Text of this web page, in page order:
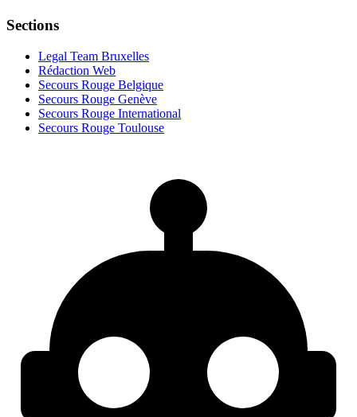
Sections
Legal Team Bruxelles
Rédaction Web
Secours Rouge Belgique
Secours Rouge Genève
Secours Rouge International
Secours Rouge Toulouse